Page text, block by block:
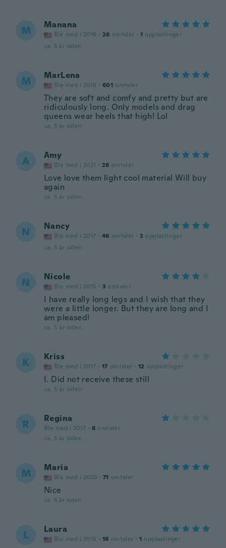
M Manana
Ble med i 2019 · 26 omtaler · 1 opplastinger
ca. 5 år siden
M MarLena
Ble med i 2018 · 601 omtaler
They are soft and comfy and pretty but are
ridiculously long. Only models and drag
queens wear heels that high! Lol
ca. 5 år siden
A Amy
Ble med i 2021 · 28 omtaler
Love love them light cool material Will buy
again
ca. 5 år siden
N Nancy
Ble med i 2017 · 46 omtaler · 2 opplastinger
ca. 5 år siden
N Nicole
Ble med i 2015 · 3 omtaler
I have really long legs and I wish that they
were a little longer. But they are long and I
am pleased!
ca. 5 år siden
K Kriss
Ble med i 2017 · 17 omtaler · 12 opplastinger
I. Did not receive these still
ca. 5 år siden
R Regina
Ble med i 2017 · 6 omtaler
ca. 5 år siden
M Maria
Ble med i 2020 · 71 omtaler
Nice
ca. 5 år siden
L Laura
Ble med i 2015 · 16 omtaler · 1 opplastinger